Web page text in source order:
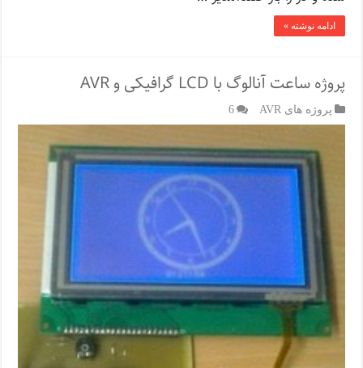
ادامه نوشته »
پروژه ساعت آنالوگ با LCD گرافیکی و AVR
پروژه های AVR 6